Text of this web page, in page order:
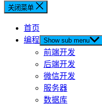
关闭菜单
首页
编程 Show sub menu
前端开发
后端开发
微信开发
服务器
数据库